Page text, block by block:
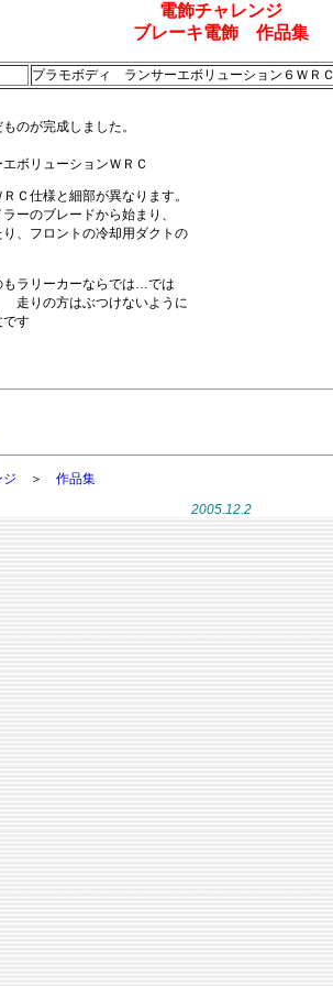
電飾チャレンジ
ブレーキ電飾 作品集
プラモボディ ランサーエボリューション６ＷＲＣ
のが完成しました。
ボリューションＷＲＣ
Ｃ仕様と細部が異なります。
ーのブレードから始まり、
、フロントの冷却用ダクトの
ラリーカーならでは…では
走りの方はぶつけないように
です
ジ ＞ 作品集
2005.12.2